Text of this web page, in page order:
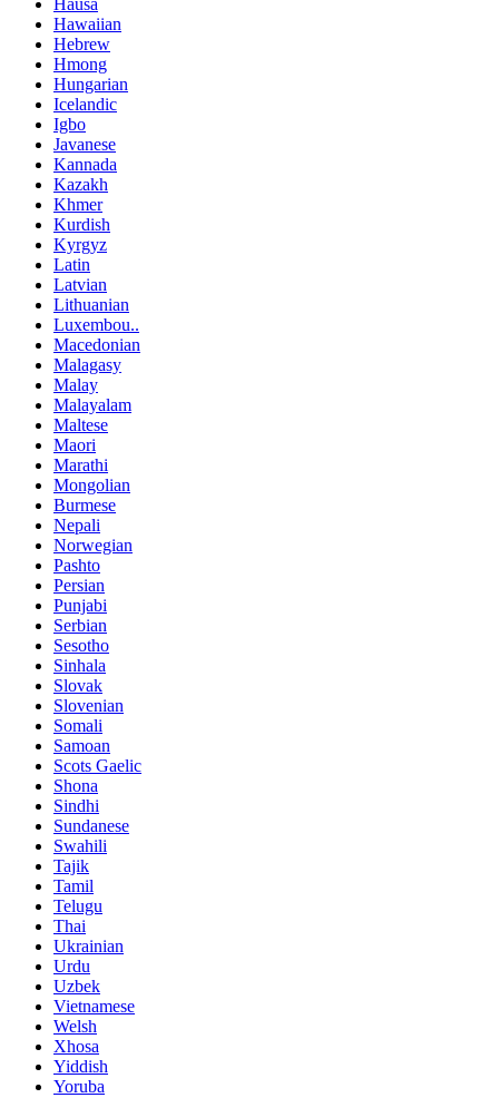
Hawaiian
Hebrew
Hmong
Hungarian
Icelandic
Igbo
Javanese
Kannada
Kazakh
Khmer
Kurdish
Kyrgyz
Latin
Latvian
Lithuanian
Luxembou..
Macedonian
Malagasy
Malay
Malayalam
Maltese
Maori
Marathi
Mongolian
Burmese
Nepali
Norwegian
Pashto
Persian
Punjabi
Serbian
Sesotho
Sinhala
Slovak
Slovenian
Somali
Samoan
Scots Gaelic
Shona
Sindhi
Sundanese
Swahili
Tajik
Tamil
Telugu
Thai
Ukrainian
Urdu
Uzbek
Vietnamese
Welsh
Xhosa
Yiddish
Yoruba